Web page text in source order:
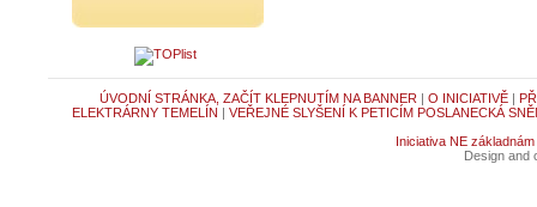
ÚVODNÍ STRÁNKA, ZAČÍT KLEPNUTÍM NA BANNER | O INICIATIVĚ|
ELEKTRÁRNY TEMELÍN | VEŘEJNÉ SLYŠENÍ K PETICÍM POSLANECKÁ
Iniciativa NE základnám
Design and